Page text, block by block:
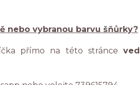
nebo vybranou barvu šňůrky?
přímo na této stránce